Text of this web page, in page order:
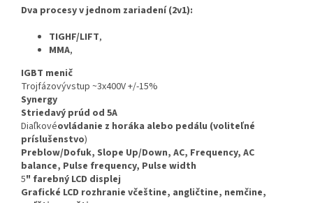
Dva procesy v jednom zariadení (2v1):
TIGHF/LIFT,
MMA,
IGBT menič
Trojfázovývstup ~3x400V +/-15%
Synergy
Striedavý prúd od 5A
Diaľkovéovládanie z horáka alebo pedálu (voliteľné
príslušenstvo)
Preblow/Dofuk, Slope Up/Down, AC, Frequency, AC
balance, Pulse frequency, Pulse width
5" farebný LCD displej
Grafické LCD rozhranie včeštine, angličtine, nemčine,